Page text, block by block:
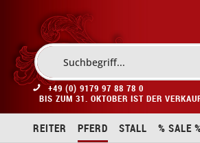
+49 (0) 9179 97 88 78 0
BIS ZUM 31. OKTOBER IST DER
REITER PFERD STALL % SALE